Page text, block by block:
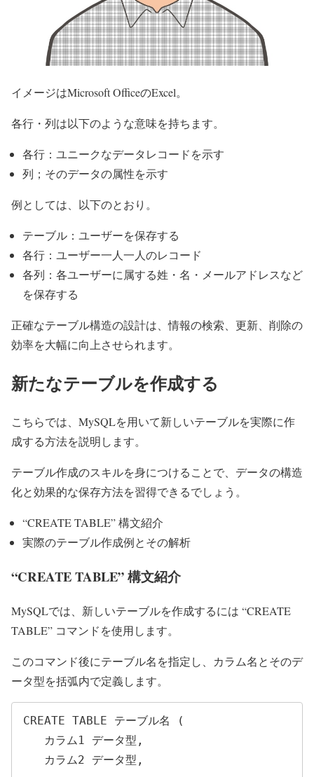
イメージはMicrosoft OfficeのExcel。
各行・列は以下のような意味を持ちます。
各行：ユニークなデータレコードを示す
列；そのデータの属性を示す
例としては、以下のとおり。
テーブル：ユーザーを保存する
各行：ユーザー一人一人のレコード
各列：各ユーザーに属する姓・名・メールアドレスなど
を保存する
正確なテーブル構造の設計は、情報の検索、更新、削除の
効率を大幅に向上させられます。
新たなテーブルを作成する
こちらでは、MySQLを用いて新しいテーブルを実際に作
成する方法を説明します。
テーブル作成のスキルを身につけることで、データの構造
化と効果的な保存方法を習得できるでしょう。
“CREATE TABLE” 構文紹介
実際のテーブル作成例とその解析
“CREATE TABLE” 構文紹介
MySQLでは、新しいテーブルを作成するには “CREATE
TABLE” コマンドを使用します。
このコマンド後にテーブル名を指定し、カラム名とそのデ
ータ型を括弧内で定義します。
CREATE TABLE テーブル名 (